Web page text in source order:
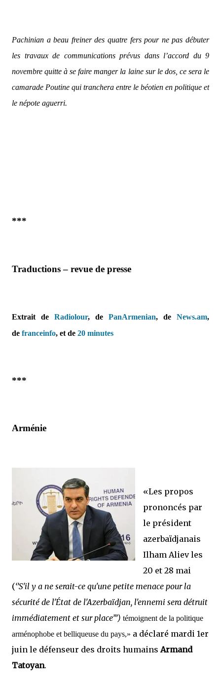
Pachinian a beau freiner des quatre fers pour ne pas débuter
les travaux de communications prévus dans l’accord du 9
novembre quitte à se faire manger la laine sur le dos, ce sera le
camarade Poutine qui tranchera entre le béotien en politique et
le népote aguerri.
***
Traductions – revue de presse
Extrait de Radiolour, de PanArmenian, de News.am,
de franceinfo, et de 20 minutes
***
Arménie
«Les propos
prononcés par
le président
azerbaïdjanais
Ilham Aliev les
20 et 28 mai
(‘’S'il y a ne serait-ce qu'une petite menace pour la
sécurité de l'État de l'Azerbaïdjan, l'ennemi sera détruit
immédiatement et sur place’’’) témoignent de la politique
arménophobe et belliqueuse du pays,» a déclaré mardi 1er
juin le défenseur des droits humainsArmand
Tatoyan.